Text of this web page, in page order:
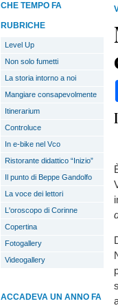
CHE TEMPO FA
RUBRICHE
Level Up
Non solo fumetti
La storia intorno a noi
Mangiare consapevolmente
Itinerarium
Controluce
In e-bike nel Vco
Ristorante didattico “Inizio”
Il punto di Beppe Gandolfo
La voce dei lettori
L'oroscopo di Corinne
Copertina
Fotogallery
Videogallery
ACCADEVA UN ANNO FA